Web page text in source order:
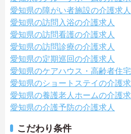
愛知県の障がい者施設の介護求人
愛知県の訪問入浴の介護求人
愛知県の訪問看護の介護求人
愛知県の訪問診療の介護求人
愛知県の定期巡回の介護求人
愛知県のケアハウス・高齢者住
愛知県のショートステイの介護求
愛知県の養護老人ホームの介護求
愛知県の介護予防の介護求人
こだわり条件